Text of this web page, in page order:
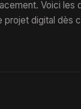
Voici les
projet digital dès